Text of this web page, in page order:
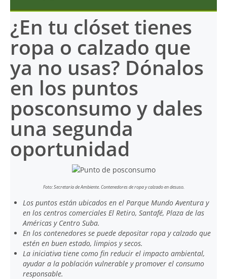
¿En tu clóset tienes
ropa o calzado que
ya no usas? Dónalos
en los puntos
posconsumo y dales
una segunda
oportunidad
Foto: Secretaría de Ambiente. Contenedores de ropa y calzado en desuso.
Los puntos están ubicados en el Parque Mundo Aventura y
en los centros comerciales El Retiro, Santafé, Plaza de las
Américas y Centro Suba.
En los contenedores se puede depositar ropa y calzado que
estén en buen estado, limpios y secos.
La iniciativa tiene como fin reducir el impacto ambiental,
ayudar a la población vulnerable y promover el consumo
responsable.